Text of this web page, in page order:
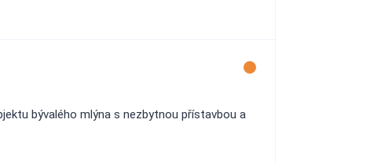
bývalého mlýna s nezbytnou přístavbou a